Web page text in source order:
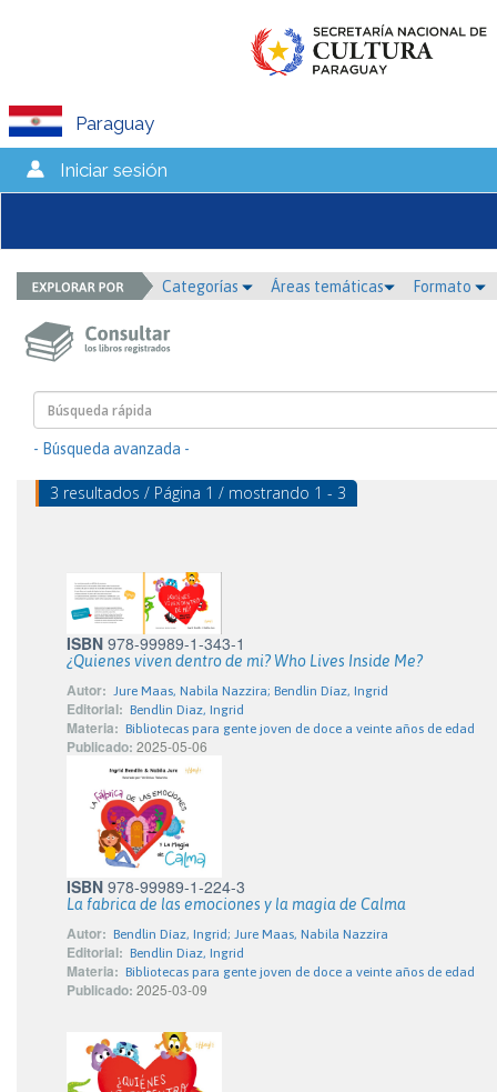
Paraguay
Iniciar sesión
Categorías Áreas temáticas Formato
- Búsqueda avanzada -
3 resultados / Página 1 / mostrando 1 - 3
ISBN 978-99989-1-343-1
¿Quienes viven dentro de mi? Who Lives Inside Me?
Autor: Jure Maas, Nabila Nazzira; Bendlin Díaz, Ingrid
Editorial: Bendlin Diaz, Ingrid
Materia: Bibliotecas para gente joven de doce a veinte años de edad
Publicado: 2025-05-06
ISBN 978-99989-1-224-3
La fabrica de las emociones y la magia de Calma
Autor: Bendlin Díaz, Ingrid; Jure Maas, Nabila Nazzira
Editorial: Bendlin Diaz, Ingrid
Materia: Bibliotecas para gente joven de doce a veinte años de edad
Publicado: 2025-03-09